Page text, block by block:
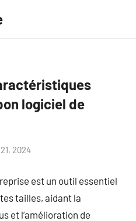
logiciel de
2024
est un outil essentiel
tailles, aidant la
et l’amélioration de